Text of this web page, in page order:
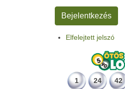
Elfelejtett jelszó
1 24 42